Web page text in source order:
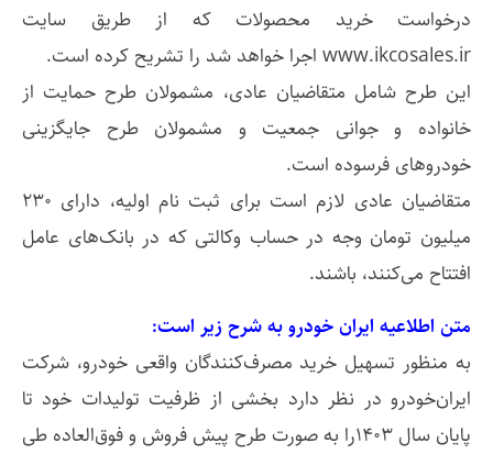
درخواست خرید محصولات که از طریق سایت
www.ikcosales.ir اجرا خواهد شد را تشریح کرده است.
این طرح شامل متقاضیان عادی، مشمولان طرح حمایت از
خانواده و جوانی جمعیت و مشمولان طرح جایگزینی
خودروهای فرسوده است.
متقاضیان عادی لازم است برای ثبت نام اولیه، دارای ۲۳۰
میلیون تومان وجه در حساب وکالتی که در بانک‌های عامل
افتتاح می‌کنند، باشند.
متن اطلاعیه ایران خودرو به شرح زیر است:
به منظور تسهیل خرید مصرف‌کنندگان واقعی خودرو، شرکت
ایران‌خودرو در نظر دارد بخشی از ظرفیت تولیدات خود تا
پایان سال ۱۴۰۳را به صورت طرح پیش فروش و فوق‌العاده طی